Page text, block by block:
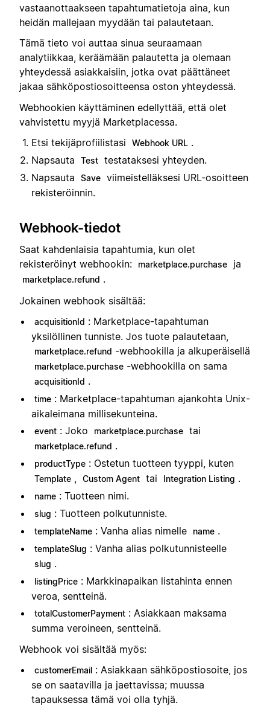
vastaanottaakseen tapahtumatietoja aina, kun
heidän mallejaan myydään tai palautetaan.
Tämä tieto voi auttaa sinua seuraamaan
analytiikkaa, keräämään palautetta ja olemaan
yhteydessä asiakkaisiin, jotka ovat päättäneet
jakaa sähköpostiosoitteensa oston yhteydessä.
Webhookien käyttäminen edellyttää, että olet
vahvistettu myyjä Marketplacessa.
Etsi tekijäprofiilistasi
Webhook URL .
Napsauta
Test testataksesi yhteyden.
Napsauta
Save viimeistelläksesi URL-osoitteen
rekisteröinnin.
Webhook-tiedot
Saat kahdenlaisia tapahtumia, kun olet
rekisteröinyt webhookin:
marketplace.purchase ja
marketplace.refund .
Jokainen webhook sisältää:
acquisitionId : Marketplace-tapahtuman
yksilöllinen tunniste. Jos tuote palautetaan,
marketplace.refund -webhookilla ja alkuperäisellä
marketplace.purchase -webhookilla on sama
acquisitionId .
time : Marketplace-tapahtuman ajankohta Unix-
aikaleimana millisekunteina.
event : Joko marketplace.purchase tai
marketplace.refund .
productType : Ostetun tuotteen tyyppi, kuten
Template , Custom Agent tai Integration Listing .
name : Tuotteen nimi.
slug : Tuotteen polkutunniste.
templateName : Vanha alias nimelle name .
templateSlug : Vanha alias polkutunnisteelle
slug .
listingPrice : Markkinapaikan listahinta ennen
veroa, sentteinä.
totalCustomerPayment : Asiakkaan maksama
summa veroineen, sentteinä.
Webhook voi sisältää myös:
customerEmail : Asiakkaan sähköpostiosoite, jos
se on saatavilla ja jaettavissa; muussa
tapauksessa tämä voi olla tyhjä.